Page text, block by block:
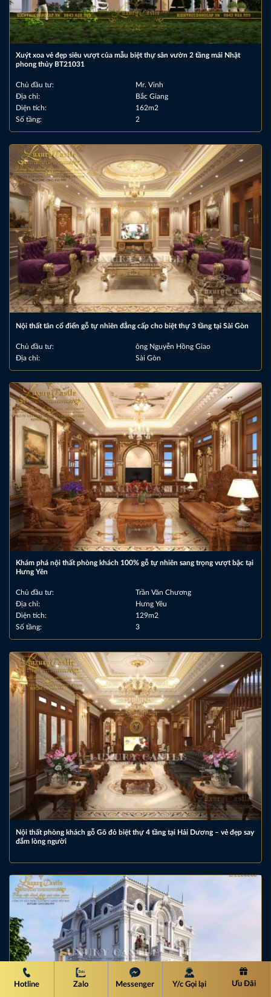
Xuýt xoa vẻ đẹp siêu vượt của mẫu biệt thự sân vườn 2 tầng mái Nhật
phong thủy BT21031
Chủ đầu tư:
Mr. Vinh
Địa chỉ:
Bắc Giang
Diện tích:
162m2
Số tầng:
2
Nội thất tân cổ điển gỗ tự nhiên đẳng cấp cho biệt thự 3 tầng tại Sài Gòn
Chủ đầu tư:
ông Nguyễn Hồng Giao
Địa chỉ:
Sài Gòn
Khám phá nội thất phòng khách 100% gỗ tự nhiên sang trọng vượt bậc tại
Hưng Yên
Chủ đầu tư:
Trần Văn Chương
Địa chỉ:
Hưng Yêu
Diện tích:
129m2
Số tầng:
3
Nội thất phòng khách gỗ Gõ đỏ biệt thự 4 tầng tại Hải Dương – vẻ đẹp say
đắm lòng người
Hotline Zalo Messenger Y/c Gọi lại Ưu Đãi